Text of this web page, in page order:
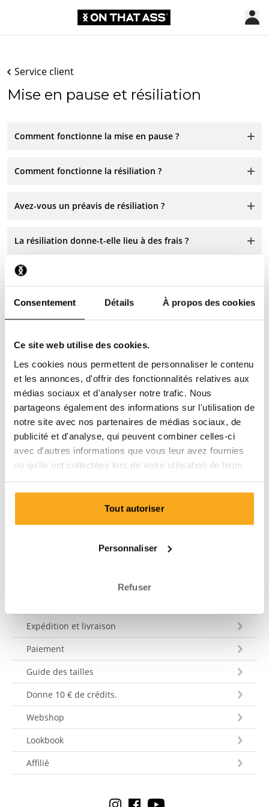
Consentement Détails À propos des cookies
Ce site web utilise des cookies.
Les cookies nous permettent de personnaliser le contenu
et les annonces, d'offrir des fonctionnalités relatives aux
médias sociaux et d'analyser notre trafic. Nous
partageons également des informations sur l'utilisation de
notre site avec nos partenaires de médias sociaux, de
publicité et d'analyse, qui peuvent combiner celles-ci
avec d'autres informations que vous leur avez fournies
ou qu'ils ont collectées lors de votre utilisation de leurs
services.
Tout autoriser
Personnaliser
Refuser
Service client
Mise en pause et résiliation
Comment fonctionne la mise en pause ?
Comment fonctionne la résiliation ?
Avez-vous un préavis de résiliation ?
La résiliation donne-t-elle lieu à des frais ?
Puis-je résilier un abonnement mis en pause ?
Contacte-nous
Nous sommes à votre disposition 24 h/24 et 7 j/7 !
Utilisez notre chatbot pour obtenir une réponse rapide.
Cliquez sur « Nous contacter », sélectionnez votre type
d’abonnement et posez votre question. Vous pouvez
également nous joindre à l’adresse hello-
fr@onthatass.com. Nous nous efforçons de répondre à
votre question dans les 3 jours ouvrables. Tel: +31 73
Expédition et livraison
Paiement
Guide des tailles
Donne 10 € de crédits.
Webshop
Lookbook
Affilié